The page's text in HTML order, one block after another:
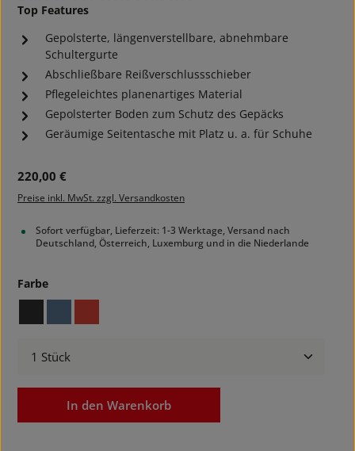
Top Features
Gepolsterte, längenverstellbare, abnehmbare
Schultergurte
Abschließbare Reißverschlussschieber
Pflegeleichtes planenartiges Material
Gepolsterter Boden zum Schutz des Gepäcks
Geräumige Seitentasche mit Platz u. a. für Schuhe
Regulärer Preis:
220,00 €
Preise inkl. MwSt. zzgl. Versandkosten
Sofort verfügbar, Lieferzeit: 1-3 Werktage, Versand nach
Deutschland, Österreich, Luxemburg und in die Niederlande
Farbeauswählen
blackelemental blue
red orange
Produkt Anzahl: Gib den gewünschten Wert ein
In den Warenkorb